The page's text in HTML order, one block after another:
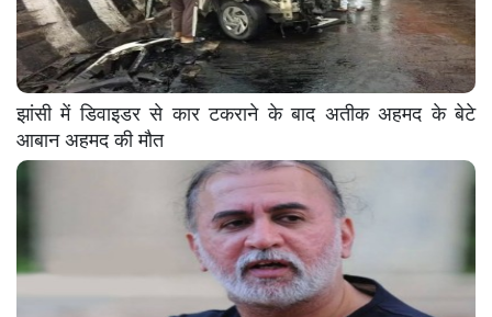
झांसी में डिवाइडर से कार टकराने के बाद अतीक अहमद के बेटे
आबान अहमद की मौत